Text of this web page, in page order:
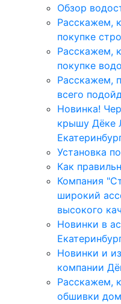
Обзор
Расскажем,
покупке
Расскажем,
покупке
Расскажем,
всего
Новинка!
крышу Дёке
Установка
Как
Компания
широкий
высокого
Новинки в
Новинки и
компании
Расскажем,
обшивки